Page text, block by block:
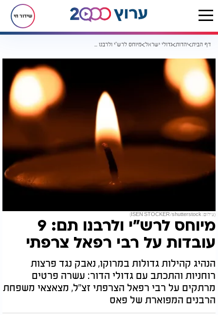
שידור חי
דף הבית יהדות גדולי ישראל מיוחס לרש"י ולרבנו תם: 9 עובדות על רבי רפאל צרפתי
(צילום: ISEN STOCKER/shutterstock)
מיוחס לרש"י ולרבנו תם: 9
עובדות על רבי רפאל צרפתי
הנהיג קהילות גדולות במרוקו, נאבק נגד פרצות
רוחניות והתכתב עם גדולי הדור: עשרה פרטים
מרתקים על רבי רפאל הצרפתי זצ"ל, מצאצאי משפחת
הרבנים המפוארת של פאס